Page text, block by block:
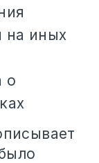
на иных
о